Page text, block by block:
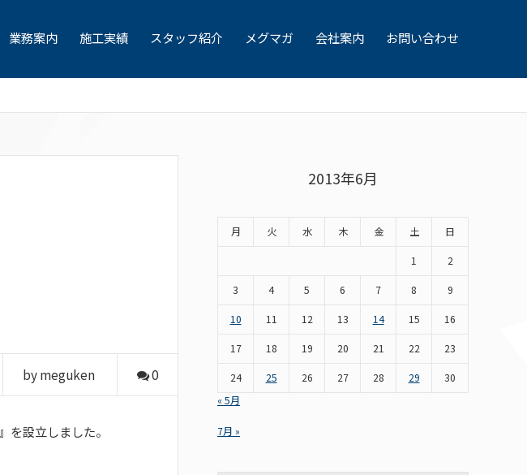
業務案内 施工実績 スタッフ紹介 メグマガ 会社案内 お問い合わせ
by meguken 0
』を設立しました。
2013年6月
月 火 水 木 金 土
日
1
2
3
4 5 6 7 8
9
10
11 12 13 14 15
16
17
18 19 20 21 22
23
24
25 26 27 28 29
30
« 5月
7月 »